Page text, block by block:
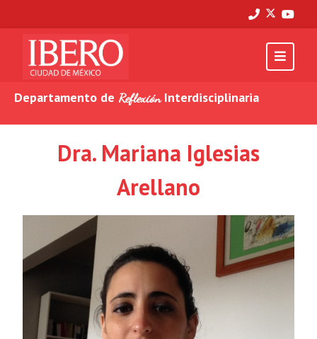
Departamento de ReflexiónInterdisciplinaria
Dra. Mariana Iglesias
Arellano